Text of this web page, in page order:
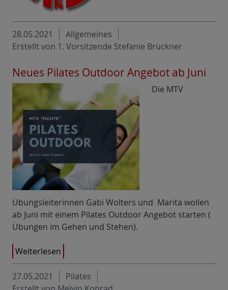
28.05.2021
Allgemeines
Erstellt von 1. Vorsitzende Stefanie Brückner
Neues Pilates Outdoor Angebot ab Juni
Die MTV
Übungsleiterinnen Gabi Wolters und Marita wollen
ab Juni mit einem Pilates Outdoor Angebot starten (
Übungen im Gehen und Stehen).
Weiterlesen
27.05.2021
Pilates